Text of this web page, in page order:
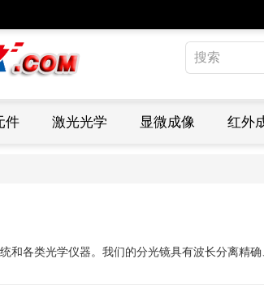
件 激光光学 显微成像 红外
和各类光学仪器。我们的分光镜具有波长分离精